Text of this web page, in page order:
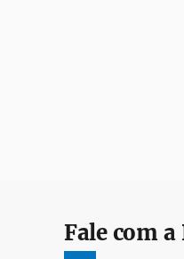
Fale com a